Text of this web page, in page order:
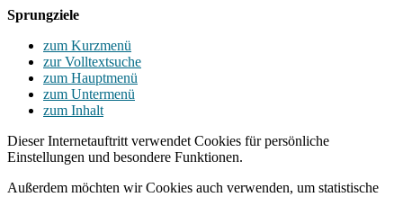
Sprungziele
zum Kurzmenü
zur Volltextsuche
zum Hauptmenü
zum Untermenü
zum Inhalt
Dieser Internetauftritt verwendet Cookies für persönliche
Einstellungen und besondere Funktionen.
Außerdem möchten wir Cookies auch verwenden, um statistische